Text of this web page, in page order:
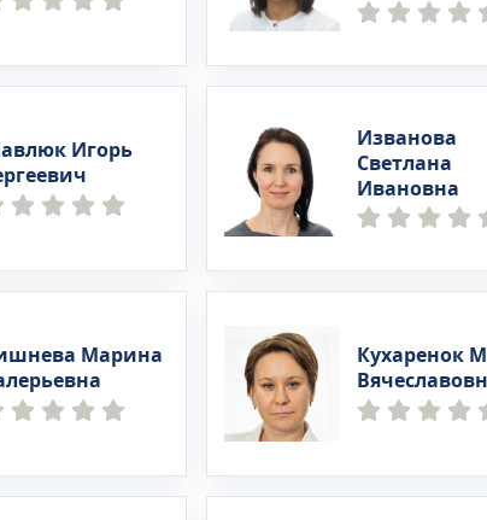
Игорь
Изванова
Светлана
Ивановна
Марина
Кухаренок